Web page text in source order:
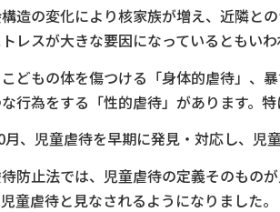
造の変化により核家族が増え、近隣と
レスが大きな要因になっているともいわ
どもの体を傷つける「身体的虐待」、
行為をする「性的虐待」があります。
、児童虐待を早期に発見・対応し、児
防止法では、児童虐待の定義そのもの
童虐待と見なされるようになりました